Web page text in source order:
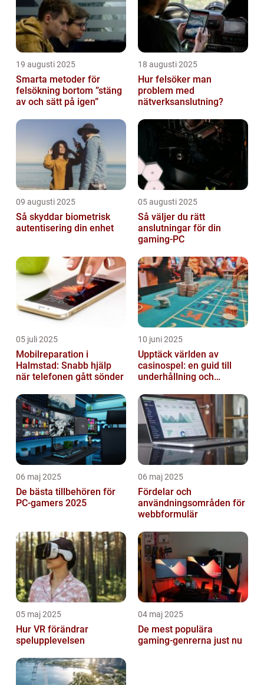
19 augusti 2025
Smarta metoder för
felsökning bortom ”stäng
av och sätt på igen”
18 augusti 2025
Hur felsöker man
problem med
nätverksanslutning?
09 augusti 2025
Så skyddar biometrisk
autentisering din enhet
05 augusti 2025
Så väljer du rätt
anslutningar för din
gaming-PC
05 juli 2025
Mobilreparation i
Halmstad: Snabb hjälp
när telefonen gått sönder
10 juni 2025
Upptäck världen av
casinospel: en guid till
underhållning och
06 maj 2025
De bästa tillbehören för
PC-gamers 2025
06 maj 2025
Fördelar och
användningsområden för
webbformulär
05 maj 2025
Hur VR förändrar
spelupplevelsen
04 maj 2025
De mest populära
gaming-genrerna just nu